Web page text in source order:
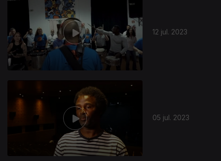
12 jul. 2023
05 jul. 2023